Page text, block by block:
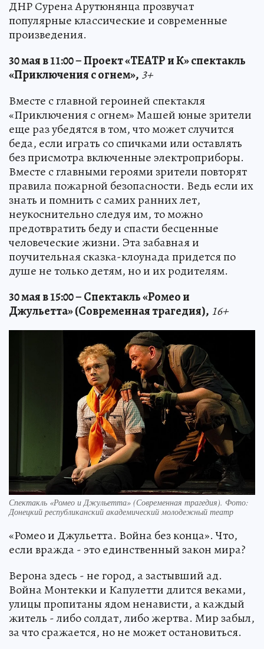
ДНР Сурена Арутюнянца прозвучат
популярные классические и современные
произведения.
30 мая в 11:00 – Проект «ТЕАТР и К» спектакль
«Приключения с огнем», 3+
Вместе с главной героиней спектакля
«Приключения с огнем» Машей юные зрители
еще раз убедятся в том, что может случится
беда, если играть со спичками или оставлять
без присмотра включенные электроприборы.
Вместе с главными героями зрители повторят
правила пожарной безопасности. Ведь если их
знать и помнить с самих ранних лет,
неукоснительно следуя им, то можно
предотвратить беду и спасти бесценные
человеческие жизни. Эта забавная и
поучительная сказка-клоунада придется по
душе не только детям, но и их родителям.
30 мая в 15:00 – Спектакль «Ромео и
Джульетта» (Современная трагедия), 16+
Спектакль «Ромео и Джульетта» (Современная трагедия). Фото:
Донецкий республиканский академический молодежный театр
«Ромео и Джульетта. Война без конца». Что,
если вражда - это единственный закон мира?
Верона здесь - не город, а застывший ад.
Война Монтекки и Капулетти длится веками,
улицы пропитаны ядом ненависти, а каждый
житель - либо солдат, либо жертва. Мир забыл,
за что сражается, но не может остановиться.